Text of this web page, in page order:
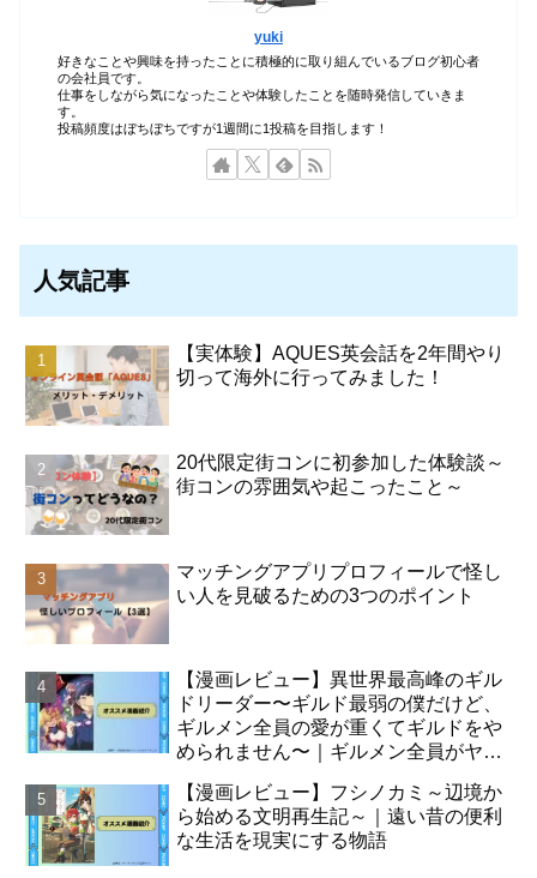
yuki
好きなことや興味を持ったことに積極的に取り組んでいるブログ初心者
の会社員です。
仕事をしながら気になったことや体験したことを随時発信していきま
す。
投稿頻度はぼちぼちですが1週間に1投稿を目指します！
人気記事
【実体験】AQUES英会話を2年間やり
切って海外に行ってみました！
20代限定街コンに初参加した体験談～
街コンの雰囲気や起こったこと～
マッチングアプリプロフィールで怪し
い人を見破るための3つのポイント
【漫画レビュー】異世界最高峰のギル
ドリーダー〜ギルド最弱の僕だけど、
ギルメン全員の愛が重くてギルドをや
められません〜｜ギルメン全員がヤン
【漫画レビュー】フシノカミ～辺境か
ら始める文明再生記～｜遠い昔の便利
な生活を現実にする物語